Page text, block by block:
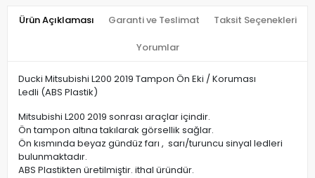
Ürün Açıklaması Garanti ve Teslimat Taksit Seçenekleri
Yorumlar
Ducki Mitsubishi L200 2019 Tampon Ön Eki / Koruması
Ledli (ABS Plastik)
Mitsubishi L200 2019 sonrası araçlar içindir.
Ön tampon altına takılarak görsellik sağlar.
Ön kısmında beyaz gündüz farı , sarı/turuncu sinyal ledleri
bulunmaktadır.
ABS Plastikten üretilmiştir. ithal üründür.